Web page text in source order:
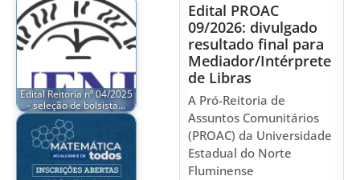
Edital Reitoria nº 04/2025
- seleção de bolsista…
Edital PROAC
09/2026: divulgado
resultado final para
Mediador/Intérprete
de Libras
A Pró-Reitoria de
Assuntos Comunitários
(PROAC) da Universidade
Estadual do Norte
Fluminense